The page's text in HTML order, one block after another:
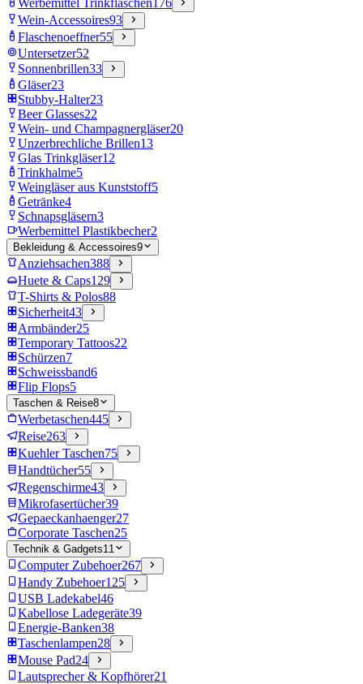
Werbemittel Trinkflaschen176
Wein-Accessoires93
Flaschenoeffner55
Untersetzer52
Sonnenbrillen33
Gläser23
Stubby-Halter23
Beer Glasses22
Wein- und Champagnergläser20
Unzerbrechliche Brillen13
Glas Trinkgläser12
Trinkhalme5
Weingläser aus Kunststoff5
Getränke4
Schnapsgläsern3
Werbemittel Plastikbecher2
Bekleidung & Accessoires9
Anziehsachen388
Huete & Caps129
T-Shirts & Polos88
Sicherheit43
Armbänder25
Temporary Tattoos22
Schürzen7
Schweissband6
Flip Flops5
Taschen & Reise8
Werbetaschen445
Reise263
Kuehler Taschen75
Handtücher55
Regenschirme43
Mikrofasertücher39
Gepaeckanhaenger27
Corporate Taschen25
Technik & Gadgets11
Computer Zubehoer267
Handy Zubehoer125
USB Ladekabel46
Kabellose Ladegeräte39
Energie-Banken38
Taschenlampen28
Mouse Pad24
Lautsprecher & Kopfhörer21